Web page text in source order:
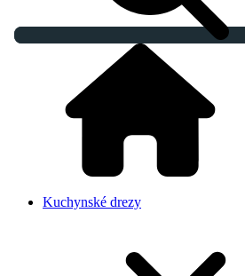
Kuchynské drezy